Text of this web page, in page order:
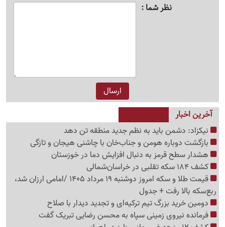
نظر شما
آخرین اخبار
نیکزاد: دشمن باید به نظم جدید منطقه تن دهد
بازگشت دوباره هومن و جناب‌خان با چاشنی هیجان و تازگی
هشدار سطح قرمز به دنبال افزایش دما در خوزستان
کشف 184 سکه تقلبی در خراسان‌شمالی
قیمت طلا و سکه امروز دوشنبه 19 مرداد 1405 /امامی ارزان شد،
ربع‌سکه بالا رفت + جدول
دومین خرید بزرگ تیم ترکیه‌ای و تجدید دیدار با صلاح
فرمانده نیروی زمینی سپاه به محسن رضایی تبریک گفت